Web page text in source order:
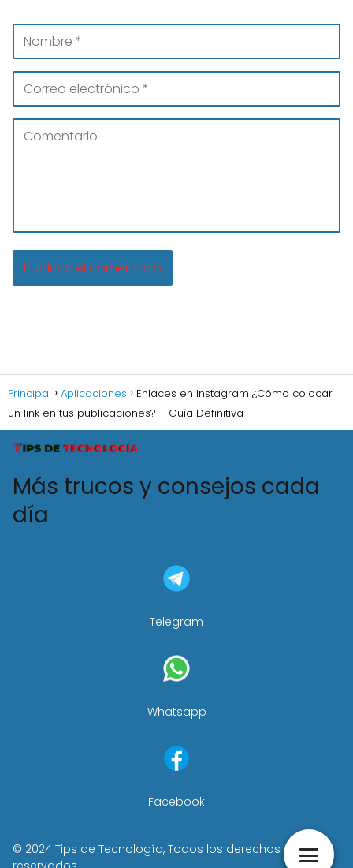
Principal Aplicaciones
Enlaces en Instagram ¿Cómo colocar
un link en tus publicaciones? – Guía Definitiva
Más trucos y consejos cada
día
Telegram
Whatsapp
Facebook
© 2024 Tips de Tecnología, Todos los derechos